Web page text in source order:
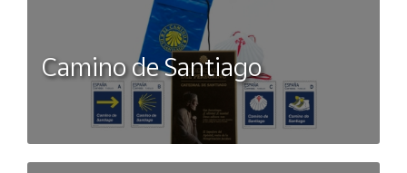
Camino de Santiago